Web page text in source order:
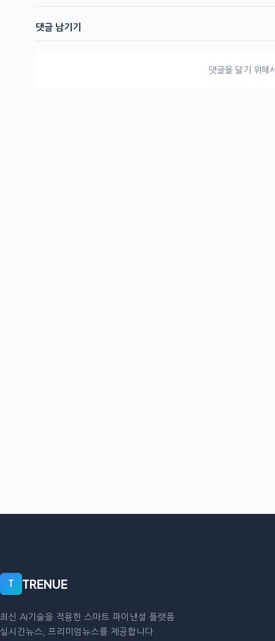
댓글 남기기
댓글을 달기 위해
T TRENUE
최신 AI기술을 적용한 스마트 파이낸셜 플랫폼.
실시간뉴스, 프리미엄뉴스를 제공합니다.